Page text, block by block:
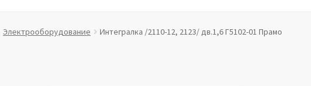
Политика в отношении обработки персональных данных
Электрооборудование Интегралка /2110-12, 2123/ дв.1,6 Г5102-01 Прамо